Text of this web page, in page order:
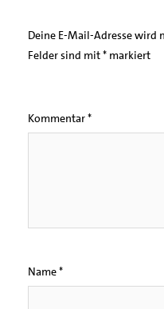
Deine E-Mail-Adresse
Felder sind mit* markiert
Kommentar*
Name*